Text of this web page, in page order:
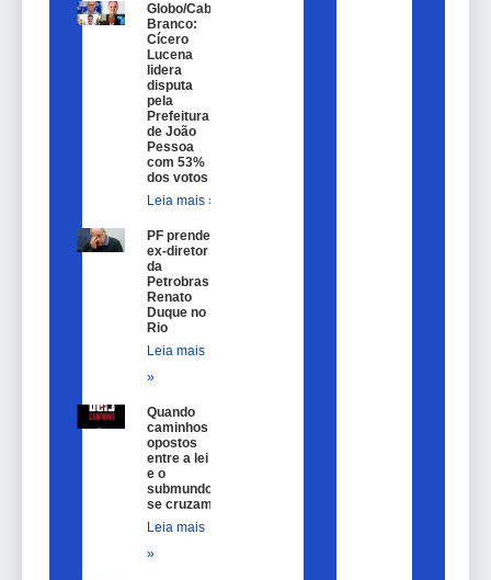
Globo/Cabo
Branco:
Cícero
Lucena
lidera
disputa
pela
Prefeitura
de João
Pessoa
com 53%
dos votos
Leia mais »
PF prende
ex-diretor
da
Petrobras
Renato
Duque no
Rio
Leia mais
»
Quando
caminhos
opostos
entre a lei
e o
submundo
se cruzam
Leia mais
»